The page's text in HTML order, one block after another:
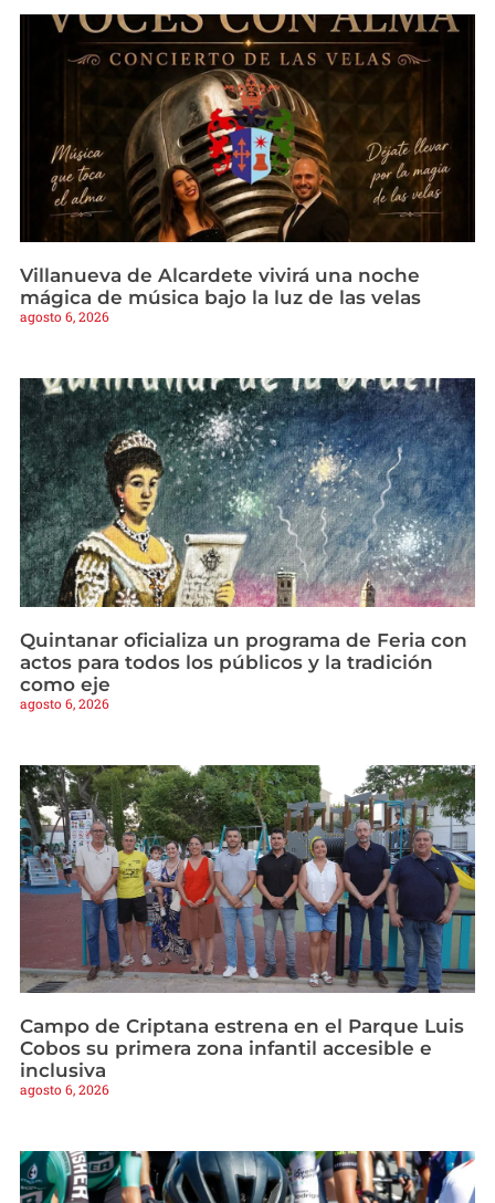
Villanueva de Alcardete vivirá una noche
mágica de música bajo la luz de las velas
agosto 6, 2026
Quintanar oficializa un programa de Feria con
actos para todos los públicos y la tradición
como eje
agosto 6, 2026
Campo de Criptana estrena en el Parque Luis
Cobos su primera zona infantil accesible e
inclusiva
agosto 6, 2026